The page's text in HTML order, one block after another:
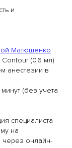
и
Матюшенко
(0,6 мл)
анестезии в
(без учета
специалиста
на
через онлайн-